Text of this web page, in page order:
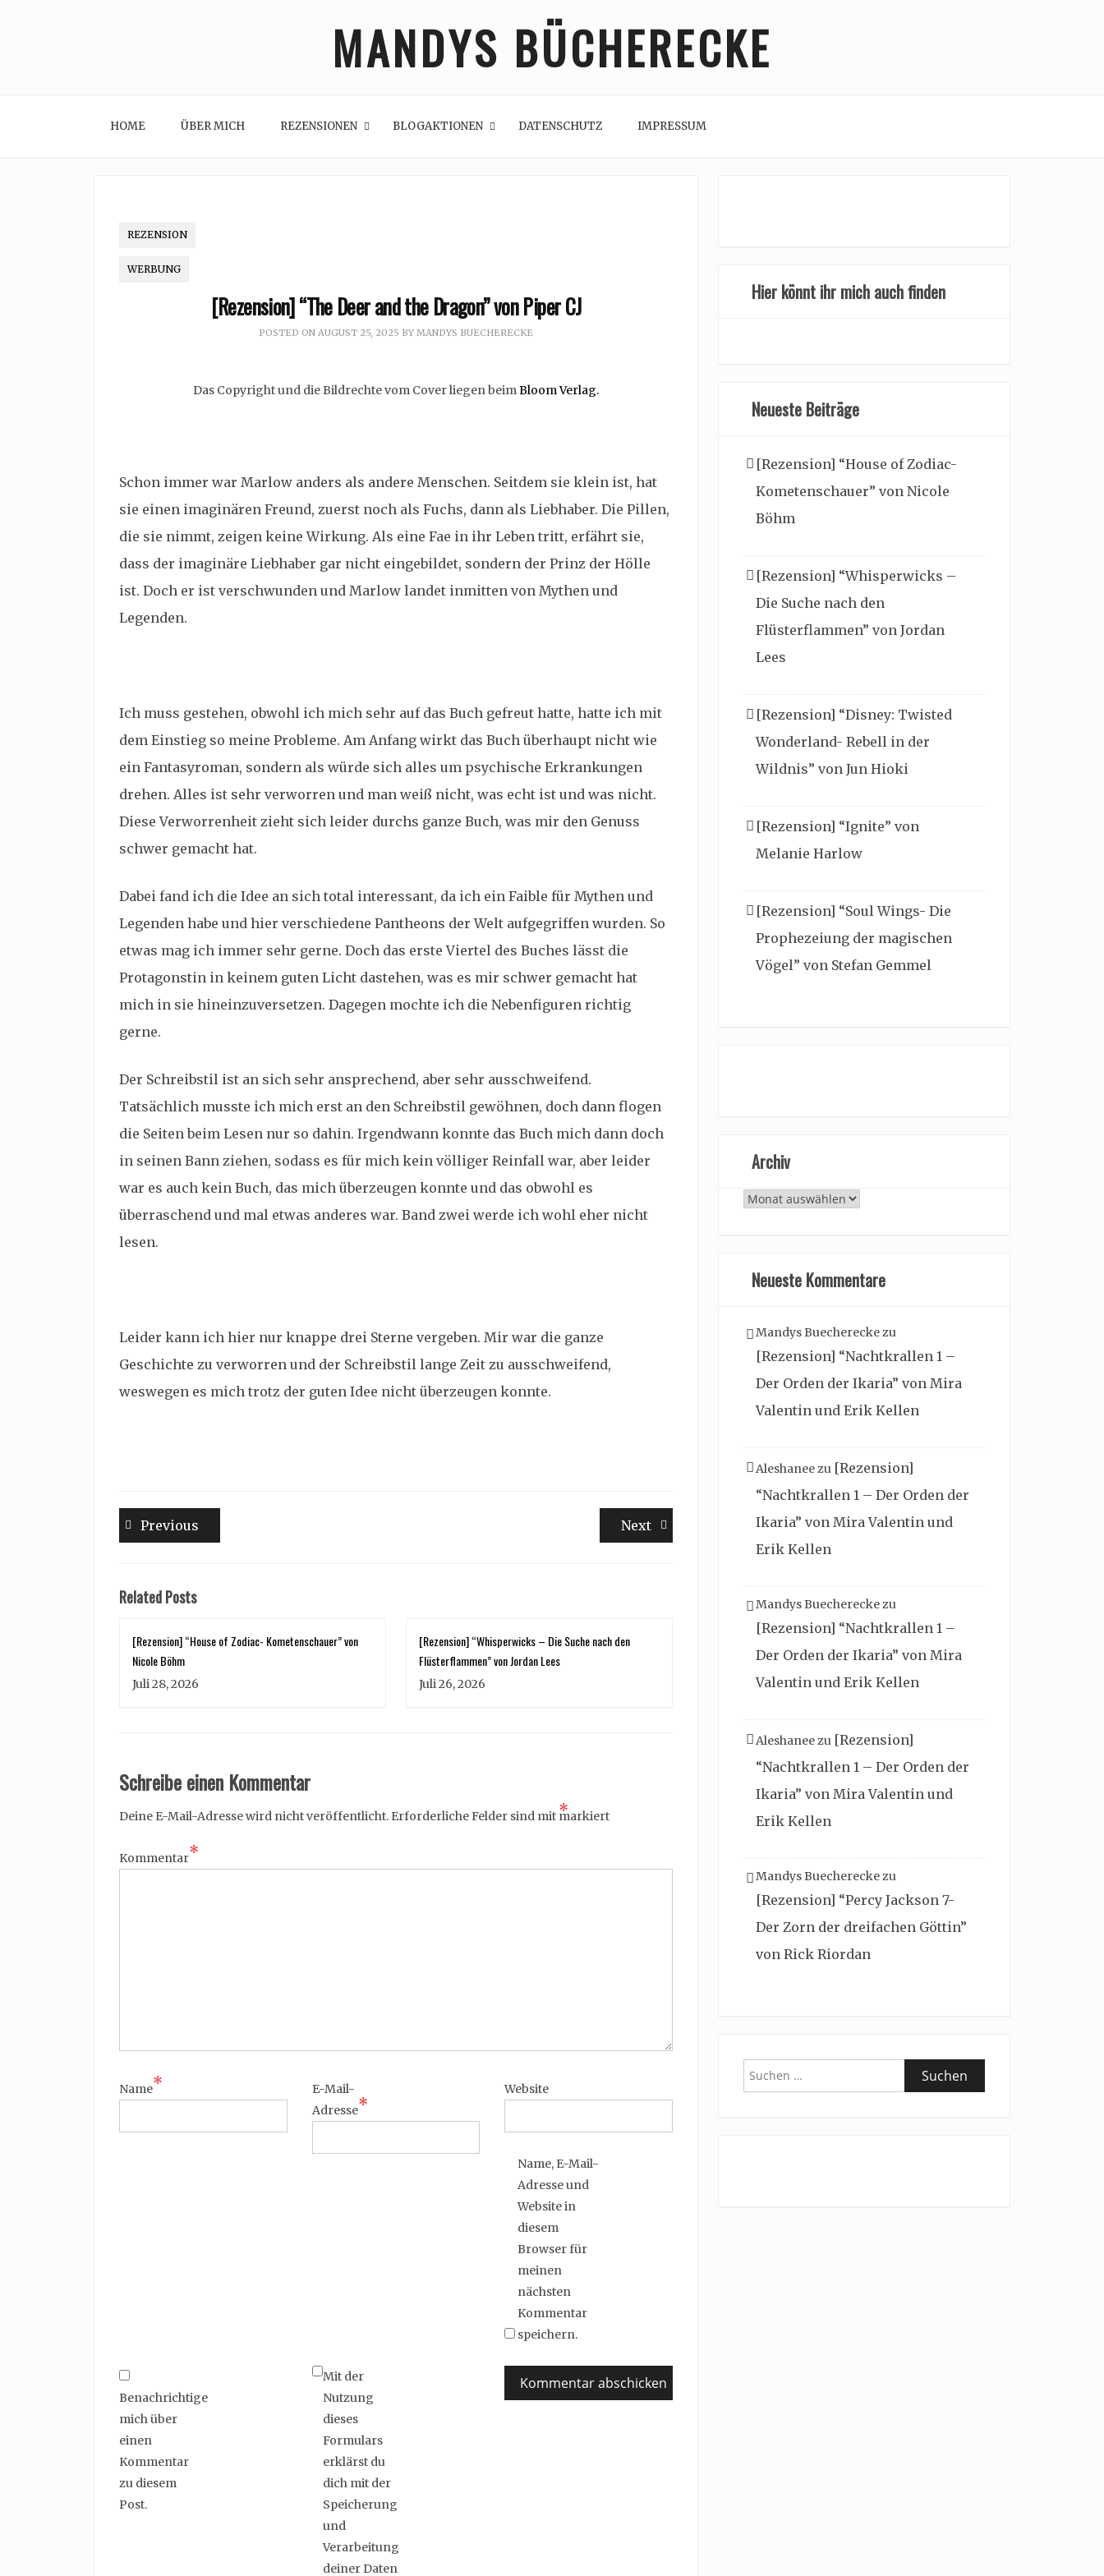
MANDYS BÜCHERECKE
HOME ÜBER MICH REZENSIONEN BLOGAKTIONEN DATENSCHUTZ IMPRESSUM
REZENSION
WERBUNG
[Rezension] “The Deer and the Dragon” von Piper CJ
POSTED ON AUGUST 25, 2025 BY MANDYS BUECHERECKE
Das Copyright und die Bildrechte vom Cover liegen beimBloom Verlag.
Schon immer war Marlow anders als andere Menschen. Seitdem sie klein ist, hat
sie einen imaginären Freund, zuerst noch als Fuchs, dann als Liebhaber. Die Pillen,
die sie nimmt, zeigen keine Wirkung. Als eine Fae in ihr Leben tritt, erfährt sie,
dass der imaginäre Liebhaber gar nicht eingebildet, sondern der Prinz der Hölle
ist. Doch er ist verschwunden und Marlow landet inmitten von Mythen und
Legenden.
Ich muss gestehen, obwohl ich mich sehr auf das Buch gefreut hatte, hatte ich mit
dem Einstieg so meine Probleme. Am Anfang wirkt das Buch überhaupt nicht wie
ein Fantasyroman, sondern als würde sich alles um psychische Erkrankungen
drehen. Alles ist sehr verworren und man weiß nicht, was echt ist und was nicht.
Diese Verworrenheit zieht sich leider durchs ganze Buch, was mir den Genuss
schwer gemacht hat.
Dabei fand ich die Idee an sich total interessant, da ich ein Faible für Mythen und
Legenden habe und hier verschiedene Pantheons der Welt aufgegriffen wurden. So
etwas mag ich immer sehr gerne. Doch das erste Viertel des Buches lässt die
Protagonstin in keinem guten Licht dastehen, was es mir schwer gemacht hat
mich in sie hineinzuversetzen. Dagegen mochte ich die Nebenfiguren richtig
gerne.
Der Schreibstil ist an sich sehr ansprechend, aber sehr ausschweifend.
Tatsächlich musste ich mich erst an den Schreibstil gewöhnen, doch dann flogen
die Seiten beim Lesen nur so dahin. Irgendwann konnte das Buch mich dann doch
in seinen Bann ziehen, sodass es für mich kein völliger Reinfall war, aber leider
war es auch kein Buch, das mich überzeugen konnte und das obwohl es
überraschend und mal etwas anderes war. Band zwei werde ich wohl eher nicht
lesen.
Leider kann ich hier nur knappe drei Sterne vergeben. Mir war die ganze
Geschichte zu verworren und der Schreibstil lange Zeit zu ausschweifend,
weswegen es mich trotz der guten Idee nicht überzeugen konnte.
Beitragsnavigation
Previous NextNext
Related Posts
[Rezension] “House of Zodiac- Kometenschauer” von
Nicole Böhm
Juli 28, 2026
[Rezension] “Whisperwicks – Die Suche nach den
Flüsterflammen” von Jordan Lees
Juli 26, 2026
Schreibe einen Kommentar
Deine E-Mail-Adresse wird nicht veröffentlicht. Erforderliche Felder sind mit *
markiert
Kommentar*
Name*
E-Mail-
Adresse*
Website
Name, E-Mail-
Adresse und
Website in
diesem
Browser für
meinen
nächsten
Kommentar
speichern.
Benachrichtige
mich über
einen
Kommentar
zu diesem
Post.
Mit der
Nutzung
dieses
Formulars
erklärst du
dich mit der
Speicherung
und
Verarbeitung
deiner Daten
Hier könnt ihr mich auch finden
Neueste Beiträge
[Rezension] “House of Zodiac-
Kometenschauer” von Nicole
Böhm
[Rezension] “Whisperwicks –
Die Suche nach den
Flüsterflammen” von Jordan
Lees
[Rezension] “Disney: Twisted
Wonderland- Rebell in der
Wildnis” von Jun Hioki
[Rezension] “Ignite” von
Melanie Harlow
[Rezension] “Soul Wings- Die
Prophezeiung der magischen
Vögel” von Stefan Gemmel
Archiv
Archiv
Neueste Kommentare
Mandys Buechereckezu
[Rezension] “Nachtkrallen 1 –
Der Orden der Ikaria” von Mira
Valentin und Erik Kellen
Aleshaneezu [Rezension]
“Nachtkrallen 1 – Der Orden der
Ikaria” von Mira Valentin und
Erik Kellen
Mandys Buechereckezu
[Rezension] “Nachtkrallen 1 –
Der Orden der Ikaria” von Mira
Valentin und Erik Kellen
Aleshaneezu [Rezension]
“Nachtkrallen 1 – Der Orden der
Ikaria” von Mira Valentin und
Erik Kellen
Mandys Buechereckezu
[Rezension] “Percy Jackson 7-
Der Zorn der dreifachen Göttin”
von Rick Riordan
Suchen
nach: